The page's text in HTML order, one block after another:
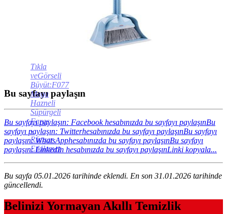
Tıkla
veGörseli
Büyüt:F077
Mega
Hazneli
Süpürgeli
Faraş
-
Rüzgar
Etkilemez
Bu sayfayı paylaşın
Bu sayfayı paylaşın: Facebook hesabınızda bu sayfayı paylaşınBu
sayfayı paylaşın: Twitterhesabınızda bu sayfayı paylaşınBu sayfayı
paylaşın: WhatsApphesabınızda bu sayfayı paylaşınBu sayfayı
paylaşın: LinkedIn hesabınızda bu sayfayı paylaşınLinki kopyala...
Bu sayfa 05.01.2026 tarihinde eklendi. En son 31.01.2026 tarihinde
güncellendi.
Belinizi Yormayan Akıllı Temizlik